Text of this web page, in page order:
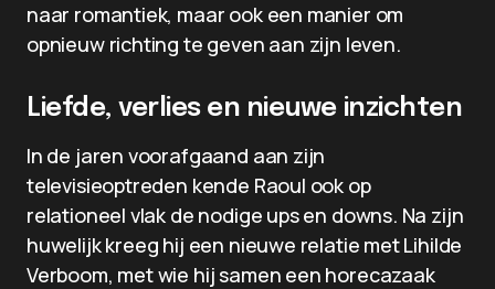
naar romantiek, maar ook een manier om
opnieuw richting te geven aan zijn leven.
Liefde, verlies en nieuwe inzichten
In de jaren voorafgaand aan zijn
televisieoptreden kende Raoul ook op
relationeel vlak de nodige ups en downs. Na zijn
huwelijk kreeg hij een nieuwe relatie met Lihilde
Verboom, met wie hij samen een horecazaak